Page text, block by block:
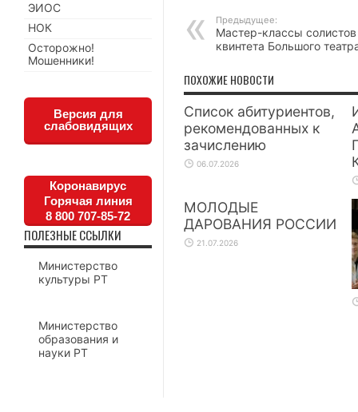
Предыдущее:
Мастер-классы
квинтета Большого
ПОХОЖИЕ НОВОСТИ
Список абитуриентов,
рекомендованных к
зачислению
06.07.2026
МОЛОДЫЕ
ДАРОВАНИЯ РОССИИ
21.07.2026
ЭИОС
НОК
Осторожно!
Мошенники!
Версия для
слабовидящих
Коронавирус
Горячая линия
8 800 707-85-72
ПОЛЕЗНЫЕ ССЫЛКИ
Министерство
культуры РТ
Министерство
образования и
науки РТ